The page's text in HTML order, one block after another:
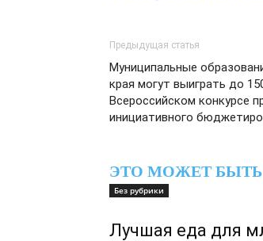
Предыдущая статья
Муниципальные
края могут выиграть до
Всероссийском конкурсе
инициативного
ЭТО МОЖЕТ
Без рубрики
Лучшая еда для